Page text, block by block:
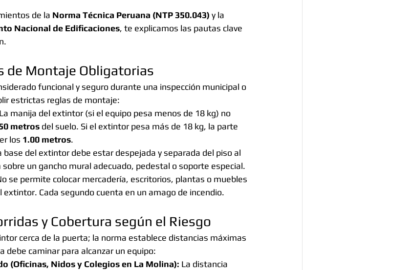
de la Norma Técnica Peruana (NTP 350.043) y la
Nacional de Edificaciones, te explicamos las pautas clave
de Montaje Obligatorias
funcional y seguro durante una inspección municipal o
estrictas reglas de montaje:
La manija del extintor (si el equipo pesa menos de 18 kg) no
metros del suelo. Si el extintor pesa más de 18 kg, la parte
los 1.00 metros.
base del extintor debe estar despejada y separada del piso al
sobre un gancho mural adecuado, pedestal o soporte especial.
se permite colocar mercadería, escritorios, plantas o muebles
extintor. Cada segundo cuenta en un amago de incendio.
y Cobertura según el Riesgo
cerca de la puerta; la norma establece distancias máximas
debe caminar para alcanzar un equipo:
(Oficinas, Nidos y Colegios en La Molina): La distancia